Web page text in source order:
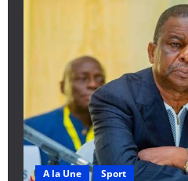
n
d
’
A la Une Sport